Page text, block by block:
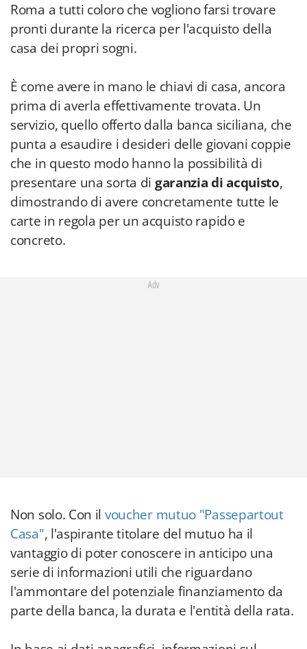
Roma a tutti coloro che vogliono farsi trovare
pronti durante la ricerca per l'acquisto della
casa dei propri sogni.
È come avere in mano le chiavi di casa, ancora
prima di averla effettivamente trovata. Un
servizio, quello offerto dalla banca siciliana, che
punta a esaudire i desideri delle giovani coppie
che in questo modo hanno la possibilità di
presentare una sorta di garanzia di acquisto,
dimostrando di avere concretamente tutte le
carte in regola per un acquisto rapido e
concreto.
Adv
Non solo. Con il voucher mutuo "Passepartout
Casa", l'aspirante titolare del mutuo ha il
vantaggio di poter conoscere in anticipo una
serie di informazioni utili che riguardano
l'ammontare del potenziale finanziamento da
parte della banca, la durata e l'entità della rata.